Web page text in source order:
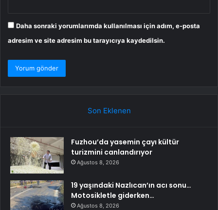
Daha sonraki yorumlarımda kullanılması için adım, e-posta
adresim ve site adresim bu tarayıcıya kaydedilsin.
Son Eklenen
Fuzhou’da yasemin çayı kültür
turizmini canlandırıyor
Ağustos 8, 2026
19 yaşındaki Nazlıcan’ın acı sonu…
Motosikletle giderken…
Ağustos 8, 2026